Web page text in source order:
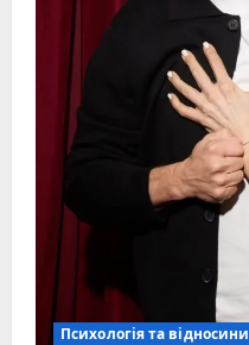
Психологія та відносини